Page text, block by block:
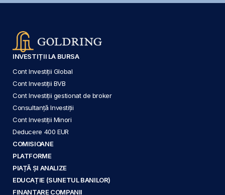
INVESTIȚII LA BURSA
Cont Investiții Global
Cont Investiții BVB
Cont Investiții gestionat de broker
Consultanță Investiții
Cont Investiții Minori
Deducere 400 EUR
COMISIOANE
PLATFORME
PIAȚĂ ȘI ANALIZE
EDUCAȚIE (SUNETUL BANILOR)
FINANȚARE COMPANII